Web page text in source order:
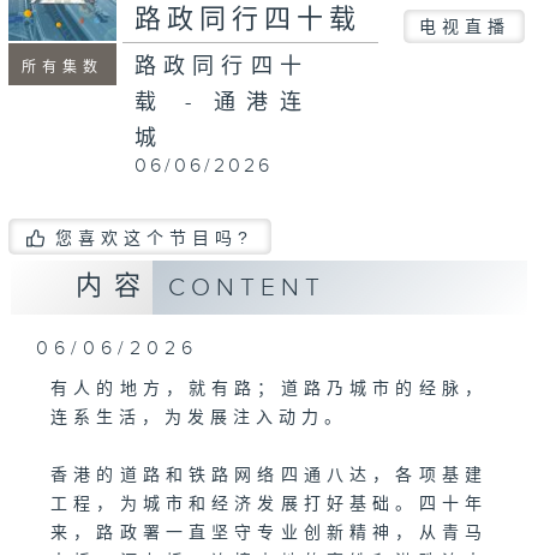
所有集数
路政同行四十载 电视直播
路政同行四十
载 - 通港连
城
06/06/2026
您喜欢这个节目吗?
内容 CONTENT
06/06/2026
有人的地方，就有路；道路乃城市的经脉，
连系生活，为发展注入动力。
香港的道路和铁路网络四通八达，各项基建
工程，为城市和经济发展打好基础。四十年
来，路政署一直坚守专业创新精神，从青马